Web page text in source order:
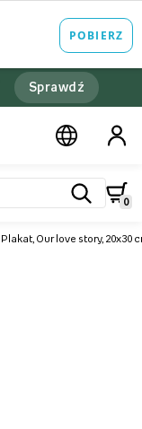
Sprawdź
0
Plakat, Our love story, 20x30